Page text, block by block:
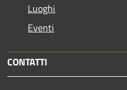
Luoghi
Eventi
CONTATTI